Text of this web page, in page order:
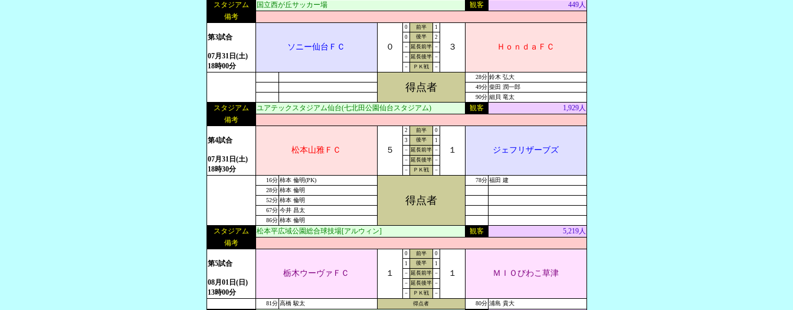
スタジアム 国立西が丘サッカー場 観客
449人
備考
第3試合
07月31日(土)
18時00分
ソニー仙台ＦＣ ０
0 前半 1
３ ＨｏｎｄａＦＣ
0 後半
2
－ 延長前半 －
－ 延長後半 －
－
ＰＫ戦 －
得点者
28分 鈴木 弘大
49分 柴田 潤一郎
90分 細貝 竜太
スタジアム ユアテックスタジアム仙台(七北田公園仙台スタジアム) 観客
1,929人
備考
第4試合
07月31日(土)
18時30分
松本山雅ＦＣ ５
2 前半 0
１ ジェフリザーブズ
3 後半
1
－ 延長前半 －
－ 延長後半 －
－
ＰＫ戦 －
16分 柿本 倫明(PK)
得点者
78分 福田 建
28分 柿本 倫明
52分 柿本 倫明
67分 今井 昌太
86分 柿本 倫明
スタジアム 松本平広域公園総合球技場[アルウィン] 観客
5,219人
備考
第5試合
08月01日(日)
13時00分
栃木ウーヴァＦＣ １
0 前半 0
１ ＭＩＯびわこ草津
1 後半
1
－ 延長前半 －
－ 延長後半 －
－
ＰＫ戦 －
81分 高橋 駿太 得点者 80分 浦島 貴大